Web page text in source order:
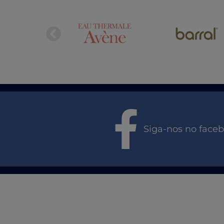
Siga-nos no